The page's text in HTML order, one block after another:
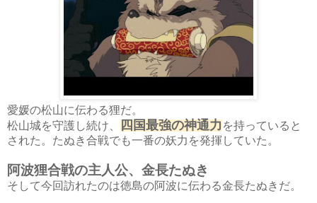
愛媛の松山に伝わる狸だ。
松山城を守護し続け、
四国最強の神通力 を持っていると
された。たぬき合戦でも一番の妖力を発揮していた。
阿波狸合戦の主人公、金長たぬき
そして今回訪れたのは徳島の阿波に伝わる金長たぬきだ。